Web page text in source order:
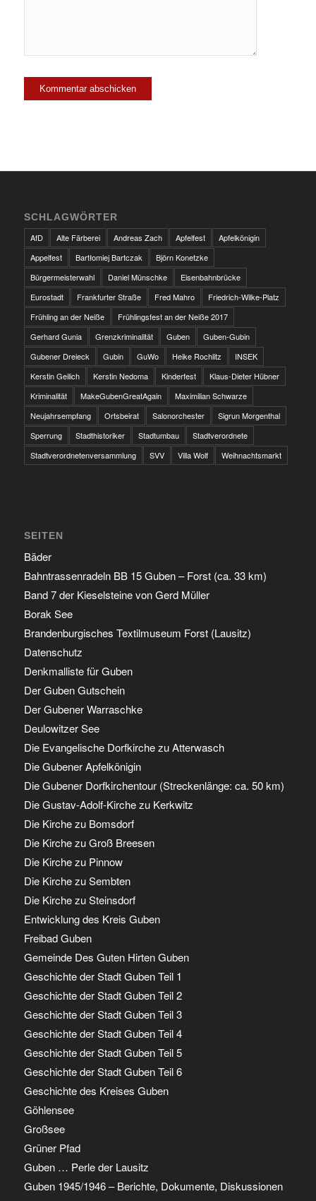
SCHLAGWÖRTER
AfD
Alte Färberei Andreas Zach Apfelfest
Apfelkönigin
Appelfest
Bartłomiej Bartczak
Björn Konetzke
Bürgermeisterwahl
Daniel Münschke
Eisenbahnbrücke
Eurostadt
Frankfurter Straße Fred Mahro
Friedrich-Wilke-Platz
Frühling an der Neiße
Frühlingsfest an der Neiße 2017
Gerhard Gunia
Grenzkriminalität Guben
Guben-Gubin
Gubener Dreieck
Gubin GuWo Heike Rochlitz
INSEK
Kerstin Geilich
Kerstin Nedoma Kinderfest
Klaus-Dieter Hübner
Kriminalität
MakeGubenGreatAgain
Maximilian Schwarze
Neujahrsempfang
Ortsbeirat Salonorchester
Sigrun Morgenthal
Sperrung
Stadthistoriker Stadtumbau
Stadtverordnete
Stadtverordnetenversammlung
SVV Villa Wolf Weihnachtsmarkt
SEITEN
Bäder
Bahntrassenradeln BB 15 Guben – Forst (ca. 33 km)
Band 7 der Kieselsteine von Gerd Müller
Borak See
Brandenburgisches Textilmuseum Forst (Lausitz)
Datenschutz
Denkmalliste für Guben
Der Guben Gutschein
Der Gubener Warraschke
Deulowitzer See
Die Evangelische Dorfkirche zu Atterwasch
Die Gubener Apfelkönigin
Die Gubener Dorfkirchentour (Streckenlänge: ca. 50 km)
Die Gustav-Adolf-Kirche zu Kerkwitz
Die Kirche zu Bomsdorf
Die Kirche zu Groß Breesen
Die Kirche zu Pinnow
Die Kirche zu Sembten
Die Kirche zu Steinsdorf
Entwicklung des Kreis Guben
Freibad Guben
Gemeinde Des Guten Hirten Guben
Geschichte der Stadt Guben Teil 1
Geschichte der Stadt Guben Teil 2
Geschichte der Stadt Guben Teil 3
Geschichte der Stadt Guben Teil 4
Geschichte der Stadt Guben Teil 5
Geschichte der Stadt Guben Teil 6
Geschichte des Kreises Guben
Göhlensee
Großsee
Grüner Pfad
Guben … Perle der Lausitz
Guben 1945/1946 – Berichte, Dokumente, Diskussionen